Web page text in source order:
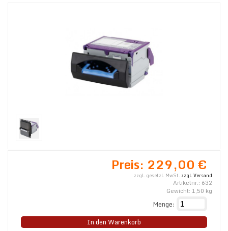
Preis: 229,00 €
zzgl. gesetzl. MwSt. zzgl. Versand
Artikelnr.: 632
Gewicht: 1,50 kg
Menge:
In den Warenkorb